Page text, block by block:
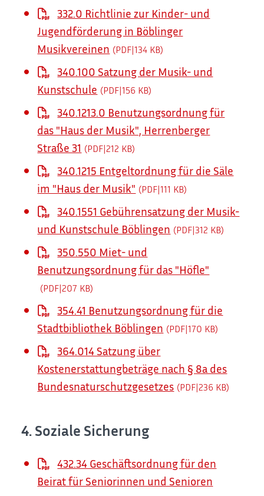
332.0 Richtlinie zur Kinder- und
Jugendförderung in Böblinger
Musikvereinen (PDF|134 KB)
340.100 Satzung der Musik- und
Kunstschule (PDF|156 KB)
340.1213.0 Benutzungsordnung für
das "Haus der Musik", Herrenberger
Straße 31 (PDF|212 KB)
340.1215 Entgeltordnung für die Säle
im "Haus der Musik" (PDF|111 KB)
340.1551 Gebührensatzung der Musik-
und Kunstschule Böblingen (PDF|312 KB)
350.550 Miet- und
Benutzungsordnung für das "Höfle"
(PDF|207 KB)
354.41 Benutzungsordnung für die
Stadtbibliothek Böblingen (PDF|170 KB)
364.014 Satzung über
Kostenerstattungbeträge nach § 8a des
Bundesnaturschutzgesetzes (PDF|236 KB)
4. Soziale Sicherung
432.34 Geschäftsordnung für den
Beirat für Seniorinnen und Senioren